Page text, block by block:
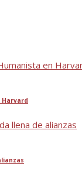
Harvard